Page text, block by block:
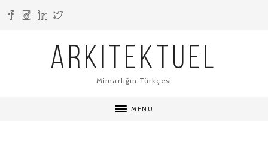
ARKITEKTUEL
Mimarlığın Türkçesi
MENU